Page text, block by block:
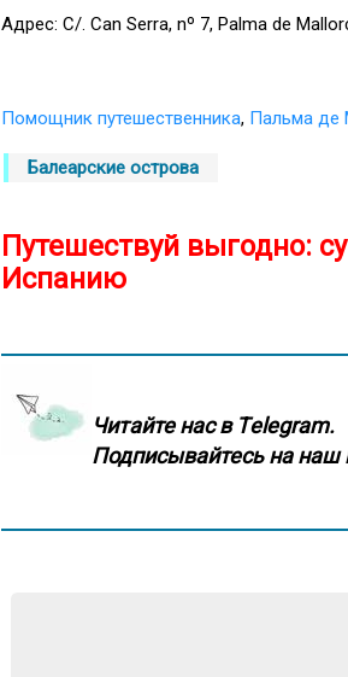
Адрес: C/. Can Serra, nº 7, Palma de
Помощник путешественника, Пальма де
Балеарские острова
Путешествуй выгодно:
Испанию
Читайте нас в Тelegram.
Подписывайтесь на наш